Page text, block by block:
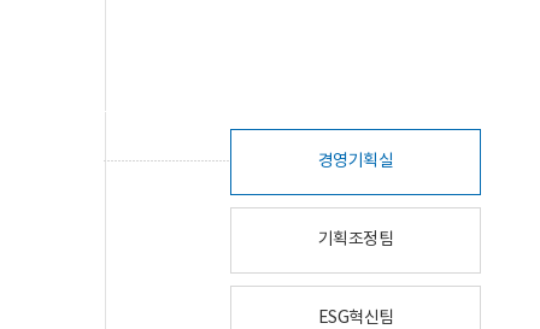
경영기획실
기획조정팀
ESG혁신팀